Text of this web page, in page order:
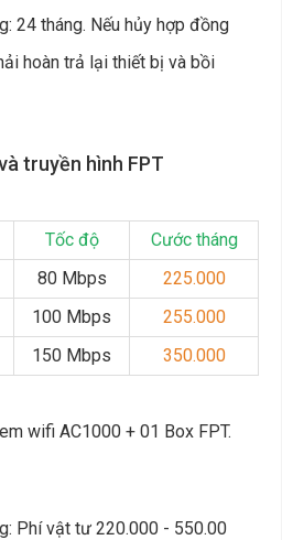
24 tháng. Nếu hủy hợp đồng
hoàn trả lại thiết bị và bồi
truyền hình FPT
Tốc độ
Cước tháng
80 Mbps
225.000
100 Mbps
255.000
150 Mbps 350.000
wifi AC1000 + 01 Box FPT.
Phí vật tư 220.000 - 550.00